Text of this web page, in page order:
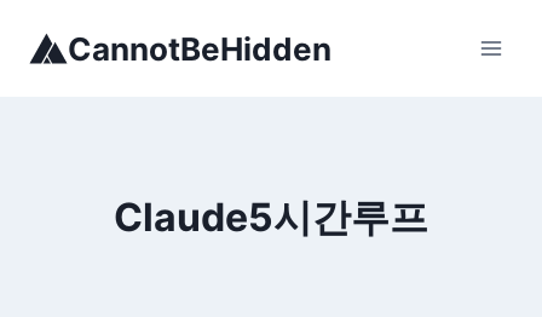
CannotBeHidden
Claude5시간루프